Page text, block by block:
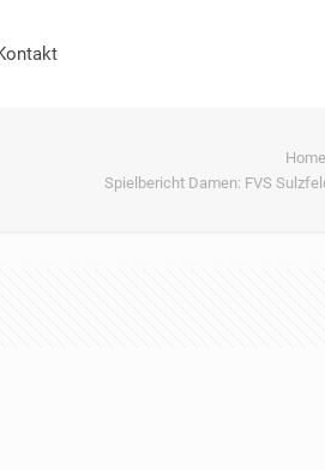
Home
Spielbericht Damen: FVS